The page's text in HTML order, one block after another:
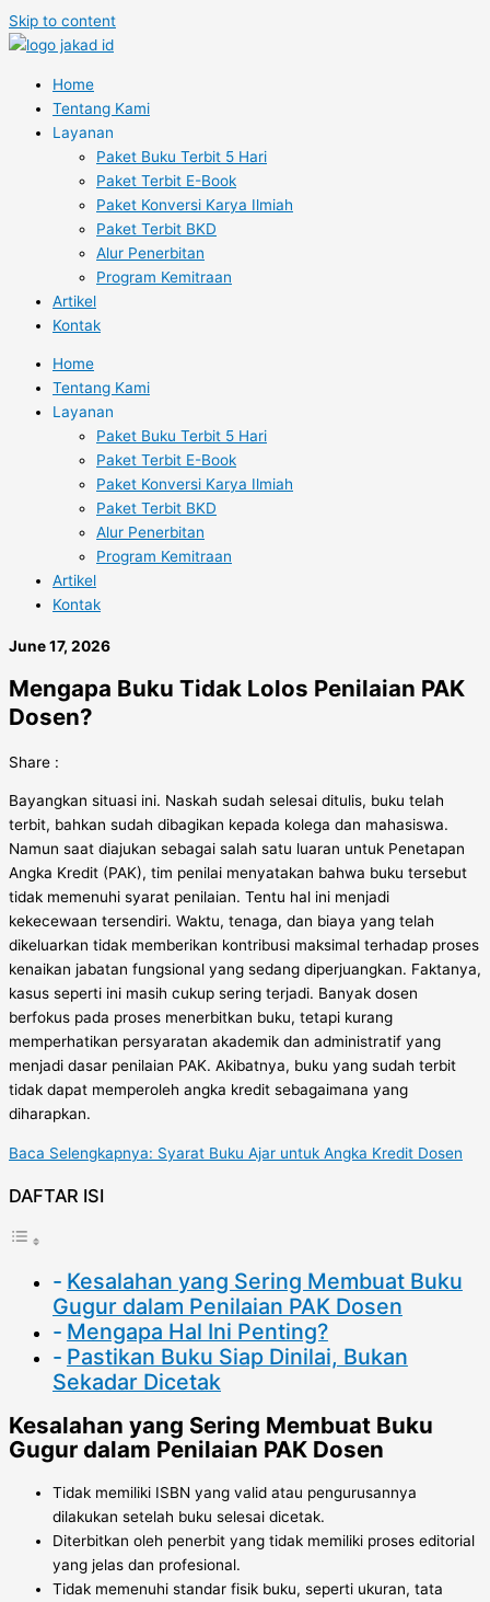
Skip to content
Home
Tentang Kami
Layanan
Paket Buku Terbit 5 Hari
Paket Terbit E-Book
Paket Konversi Karya Ilmiah
Paket Terbit BKD
Alur Penerbitan
Program Kemitraan
Artikel
Kontak
Home
Tentang Kami
Layanan
Paket Buku Terbit 5 Hari
Paket Terbit E-Book
Paket Konversi Karya Ilmiah
Paket Terbit BKD
Alur Penerbitan
Program Kemitraan
Artikel
Kontak
June 17, 2026
Mengapa Buku Tidak Lolos Penilaian PAK
Dosen?
Share :
Bayangkan situasi ini. Naskah sudah selesai ditulis, buku telah
terbit, bahkan sudah dibagikan kepada kolega dan mahasiswa.
Namun saat diajukan sebagai salah satu luaran untuk Penetapan
Angka Kredit (PAK), tim penilai menyatakan bahwa buku tersebut
tidak memenuhi syarat penilaian. Tentu hal ini menjadi
kekecewaan tersendiri. Waktu, tenaga, dan biaya yang telah
dikeluarkan tidak memberikan kontribusi maksimal terhadap proses
kenaikan jabatan fungsional yang sedang diperjuangkan. Faktanya,
kasus seperti ini masih cukup sering terjadi. Banyak dosen
berfokus pada proses menerbitkan buku, tetapi kurang
memperhatikan persyaratan akademik dan administratif yang
menjadi dasar penilaian PAK. Akibatnya, buku yang sudah terbit
tidak dapat memperoleh angka kredit sebagaimana yang
diharapkan.
Baca Selengkapnya: Syarat Buku Ajar untuk Angka Kredit Dosen
DAFTAR ISI
Kesalahan yang Sering Membuat Buku
Gugur dalam Penilaian PAK Dosen
Mengapa Hal Ini Penting?
Pastikan Buku Siap Dinilai, Bukan
Sekadar Dicetak
Kesalahan yang Sering Membuat Buku
Gugur dalam Penilaian PAK Dosen
Tidak memiliki ISBN yang valid atau pengurusannya
dilakukan setelah buku selesai dicetak.
Diterbitkan oleh penerbit yang tidak memiliki proses editorial
yang jelas dan profesional.
Tidak memenuhi standar fisik buku, seperti ukuran, tata